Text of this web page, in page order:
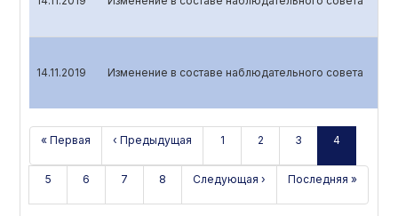
14.11.2019 Изменение в составе наблюдательного совета
« Первая ‹ Предыдущая 1 2 3 4
5 6 7 8 Следующая › Последняя »